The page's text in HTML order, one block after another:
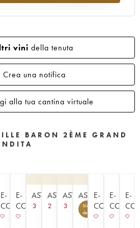
1954 1953
1952
1948 1947
1945
1938 1936
vini della tenuta
Crea una notifica
alla tua cantina virtuale
BARON 2ÈME GRAND
E-
COMMERCE
E-
COMMERCE
ASTA
3
ASTA
2
ASTA
3
ASTA
IVA
detraibile
E-
COMMERCE
E-
E-